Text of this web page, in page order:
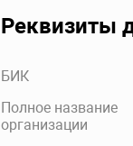
Реквизиты
БИК
Полное название
организации